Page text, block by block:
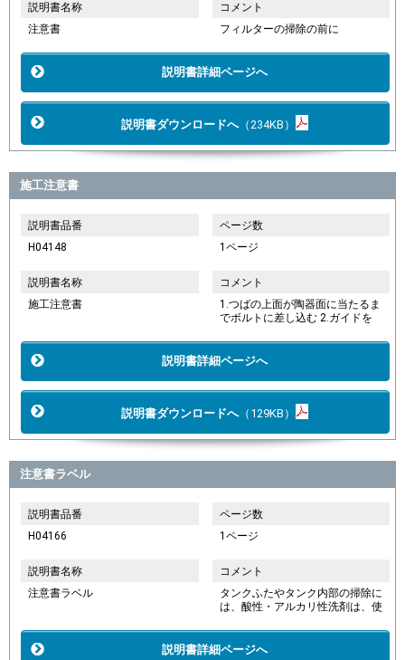
説明書名称
注意書
コメント
フィルターの掃除の前に
説明書詳細ページへ
説明書ダウンロードへ（234KB）
施工注意書
説明書品番
H04148
ページ数
1ページ
説明書名称
施工注意書
コメント
1.つばの上面が陶器面に当たるま
でボルトに差し込む 2.ガイドを
説明書詳細ページへ
説明書ダウンロードへ（129KB）
注意書ラベル
説明書品番
H04166
ページ数
1ページ
説明書名称
注意書ラベル
コメント
タンクふたやタンク内部の掃除に
は、酸性・アルカリ性洗剤は、使
説明書詳細ページへ